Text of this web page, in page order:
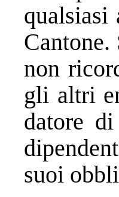
qualsiasi
non
gli altri
datore
suoi